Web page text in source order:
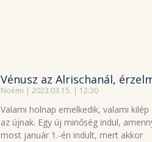
Vénusz az Alrischanál,
Noémi 2023.03.15. 12:30
Valami holnap emelkedik, valami
az újnak. Egy új minőség indul,
most január 1.-én indult, mert akkor